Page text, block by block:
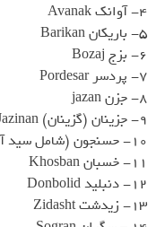
4- آوانک Avanak
5- باریکان Barikan
6- بزج Bozaj
7- پردسر Pordesar
8- جزن jazan
9- جزینان (گزینان) Jazinan
10- حسنجون (شامل سید آباد و حسنجون) Hasanjoun
11- خسبان Khosban
12- دنبلید Donbolid
13- زیدشت Zidasht